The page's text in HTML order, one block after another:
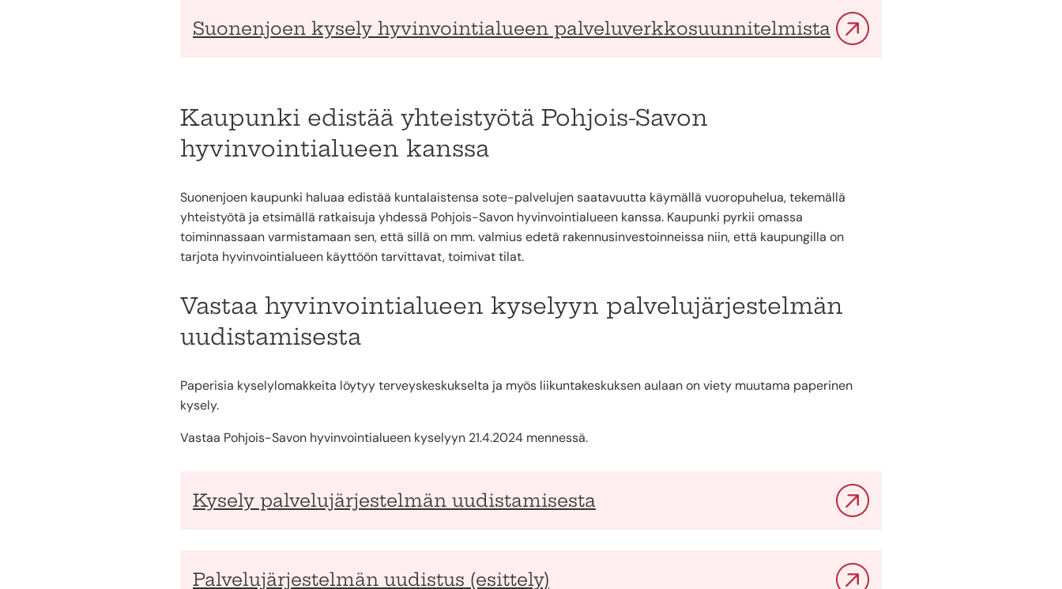
Suonenjoen kysely hyvinvointialueen palveluverkkosuunnitelmista
Kaupunki edistää yhteistyötä Pohjois-Savon
hyvinvointialueen kanssa
Suonenjoen kaupunki haluaa edistää kuntalaistensa sote-palvelujen saatavuutta käymällä vuoropuhelua, tekemällä
yhteistyötä ja etsimällä ratkaisuja yhdessä Pohjois-Savon hyvinvointialueen kanssa. Kaupunki pyrkii omassa
toiminnassaan varmistamaan sen, että sillä on mm. valmius edetä rakennusinvestoinneissa niin, että kaupungilla on
tarjota hyvinvointialueen käyttöön tarvittavat, toimivat tilat.
Vastaa hyvinvointialueen kyselyyn palvelujärjestelmän
uudistamisesta
Paperisia kyselylomakkeita löytyy terveyskeskukselta ja myös liikuntakeskuksen aulaan on viety muutama paperinen
kysely.
Vastaa Pohjois-Savon hyvinvointialueen kyselyyn 21.4.2024 mennessä.
Kysely palvelujärjestelmän uudistamisesta
Palvelujärjestelmän uudistus (esittely)